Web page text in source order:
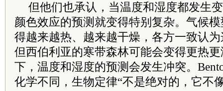
但他们也承认，当温度和湿度都发生
颜色效应的预测就变得特别复杂。气候
得越来越热、越来越干燥，各方一致认
但西伯利亚的寒带森林可能会变得更热
下，温度和湿度的预测会发生冲突。
化学不同，生物定律“不是绝对的，它不